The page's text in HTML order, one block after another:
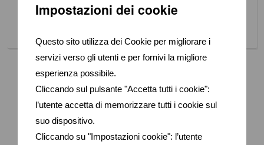
Impostazioni dei cookie
Questo sito utilizza dei Cookie per migliorare i
servizi verso gli utenti e per fornivi la migliore
esperienza possibile.
Cliccando sul pulsante "Accetta tutti i cookie":
l’utente accetta di memorizzare tutti i cookie sul
suo dispositivo.
Cliccando su "Impostazioni cookie": l’utente
Read More
Iscriviti al canale Telegram del Consigliere
Patrimoniale.
Ogni giorno:
1 approfondimento sul mondo della finanza e non
solo